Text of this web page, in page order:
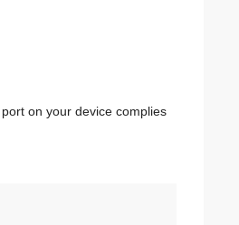
on your device complies